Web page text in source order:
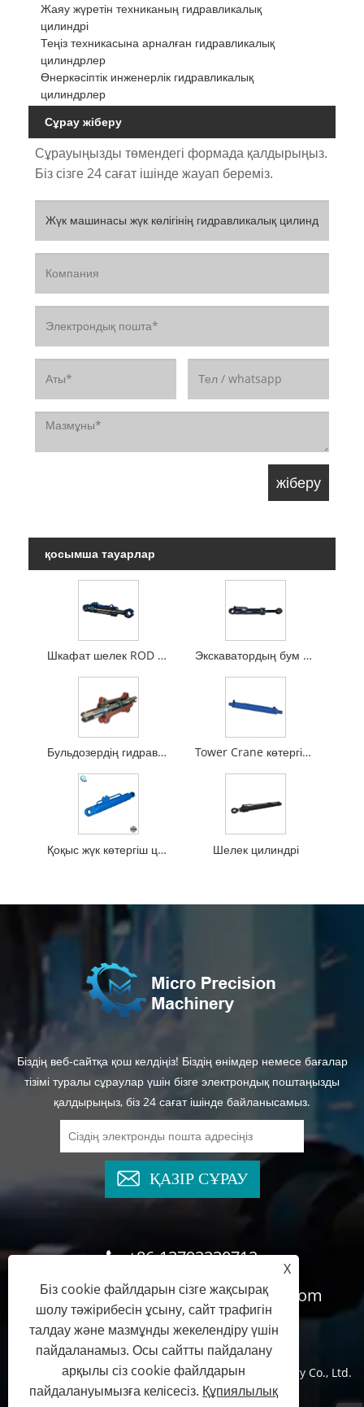
Жаяу жүретін техниканың гидравликалық
цилиндрі
Теңіз техникасына арналған гидравликалық
цилиндрлер
Өнеркәсіптік инженерлік гидравликалық
цилиндрлер
Сұрау жіберу
Сұрауыңызды төмендегі формада қалдырыңыз.
Біз сізге 24 сағат ішінде жауап береміз.
қосымша тауарлар
Шкафат шелек ROD цилиндрі Экскаватордың бум цилиндрі
Бульдозердің гидравликалық цилиндрі Tower Crane көтергіш цилиндр
Қоқыс жүк көтергіш цилиндр Шелек цилиндрі
Біздің веб-сайтқа қош келдіңіз! Біздің өнімдер немесе бағалар
тізімі туралы сұраулар үшін бізге электрондық поштаңызды
қалдырыңыз, біз 24 сағат ішінде байланысамыз.
ҚАЗІР СҰРАУ
+86-13793230712
cyndee@wghydrauliccylinder.com
Copyright © 2024 Qingdao Micro Precision Machinery Co., Ltd.
Барлық құқықтар қорғалған.
X
Біз cookie файлдарын сізге жақсырақ
шолу тәжірибесін ұсыну, сайт трафигін
талдау және мазмұнды жекелендіру үшін
пайдаланамыз. Осы сайтты пайдалану
арқылы сіз cookie файлдарын
пайдалануымызға келісесіз. Құпиялылық